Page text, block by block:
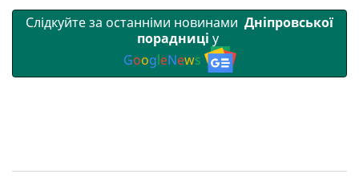
Слідкуйте за останніми новинами Дніпровської
порадниці у
GoogleNews